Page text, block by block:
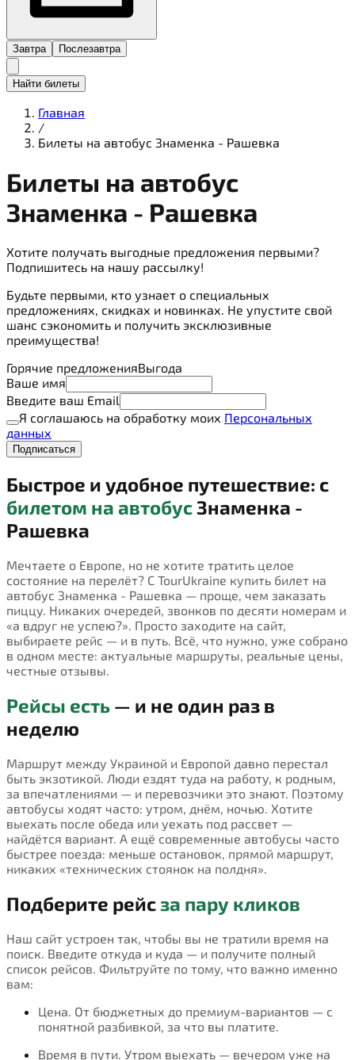
Завтра Послезавтра
Найти билеты
Главная
/
Билеты на автобус Знаменка - Рашевка
Билеты на автобус
Знаменка - Рашевка
Хотите получать выгодные предложения первыми?
Подпишитесь на нашу рассылку!
Будьте первыми, кто узнает о специальных
предложениях, скидках и новинках. Не упустите свой
шанс сэкономить и получить эксклюзивные
преимущества!
Горячие предложенияВыгода
Ваше имя
Введите ваш Email
Я соглашаюсь на обработку моих Персональных
данных
Подписаться
Быстрое и удобное путешествие: с
билетом на автобусЗнаменка -
Рашевка
Мечтаете о Европе, но не хотите тратить целое
состояние на перелёт? С TourUkraine купить билет на
автобус Знаменка - Рашевка — проще, чем заказать
пиццу. Никаких очередей, звонков по десяти номерам и
«а вдруг не успею?». Просто заходите на сайт,
выбираете рейс — и в путь. Всё, что нужно, уже собрано
в одном месте: актуальные маршруты, реальные цены,
честные отзывы.
Рейсы есть — и не один раз в
неделю
Маршрут между Украиной и Европой давно перестал
быть экзотикой. Люди ездят туда на работу, к родным,
за впечатлениями — и перевозчики это знают. Поэтому
автобусы ходят часто: утром, днём, ночью. Хотите
выехать после обеда или уехать под рассвет —
найдётся вариант. А ещё современные автобусы часто
быстрее поезда: меньше остановок, прямой маршрут,
никаких «технических стоянок на полдня».
Подберите рейсза пару кликов
Наш сайт устроен так, чтобы вы не тратили время на
поиск. Введите откуда и куда — и получите полный
список рейсов. Фильтруйте по тому, что важно именно
вам:
Цена. От бюджетных до премиум-вариантов — с
понятной разбивкой, за что вы платите.
Время в пути. Утром выехать — вечером уже на